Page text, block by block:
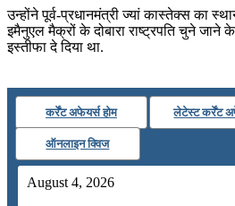
📝 डेली करेंट अफेयर्स: 16-18
July 16, 2026
उन्होंने पूर्व-प्रधानमंत्री ज्यां कास्तेक्स का
इमैनुएल मैक्रों के दोबारा राष्ट्रपति चुने जाने
इस्तीफा दे दिया था.
कर्रेंट अफेयर्स होम लेटेस्ट कर्रेंट
ऑनलाइन क्विज
August 4, 2026